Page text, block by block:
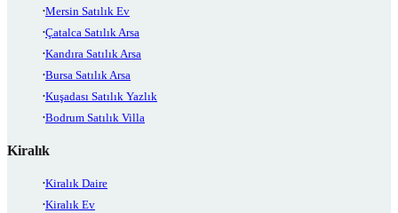
Mersin Satılık Ev
Çatalca Satılık Arsa
Kandıra Satılık Arsa
Bursa Satılık Arsa
Kuşadası Satılık Yazlık
Bodrum Satılık Villa
Kiralık
Kiralık Daire
Kiralık Ev